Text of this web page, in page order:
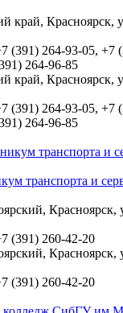
край, Красноярск,
(391) 264-93-05, +7
264-96-85
край, Красноярск,
(391) 264-93-05, +7
264-96-85
транспорта и
Красноярск,
(391) 260-42-20
Красноярск,
(391) 260-42-20